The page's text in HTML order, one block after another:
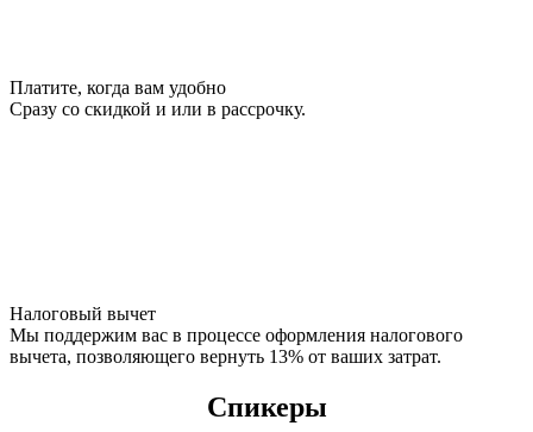
Платите, когда вам удобно
Сразу со скидкой и или в рассрочку.
Налоговый вычет
Мы поддержим вас в процессе оформления налогового
вычета, позволяющего вернуть 13% от ваших затрат.
Спикеры